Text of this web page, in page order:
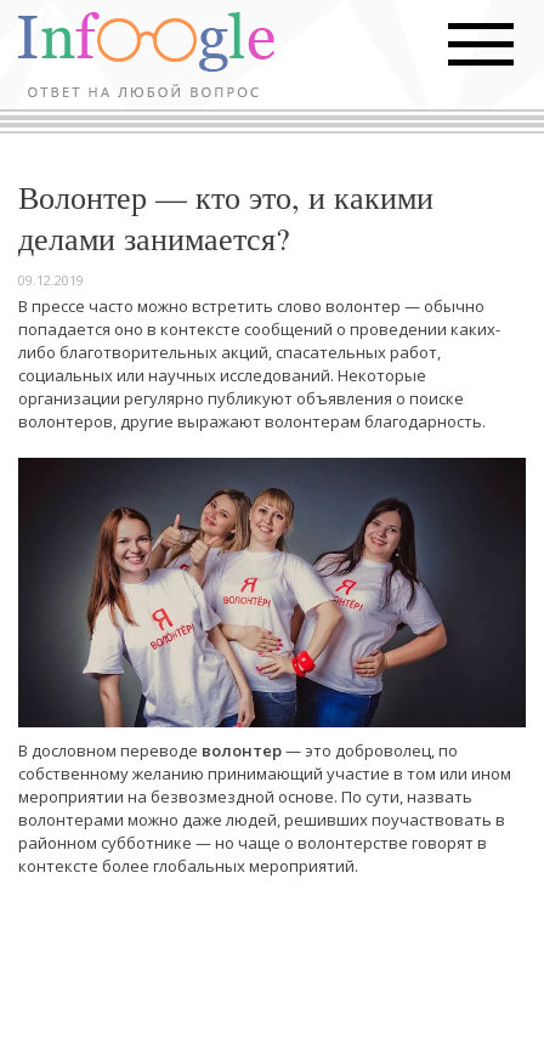
Волонтер — кто это, и какими
делами занимается?
09.12.2019
В прессе часто можно встретить слово волонтер — обычно
попадается оно в контексте сообщений о проведении каких-
либо благотворительных акций, спасательных работ,
социальных или научных исследований. Некоторые
организации регулярно публикуют объявления о поиске
волонтеров, другие выражают волонтерам благодарность.
В дословном переводе волонтер— это доброволец, по
собственному желанию принимающий участие в том или ином
мероприятии на безвозмездной основе. По сути, назвать
волонтерами можно даже людей, решивших поучаствовать в
районном субботнике — но чаще о волонтерстве говорят в
контексте более глобальных мероприятий.